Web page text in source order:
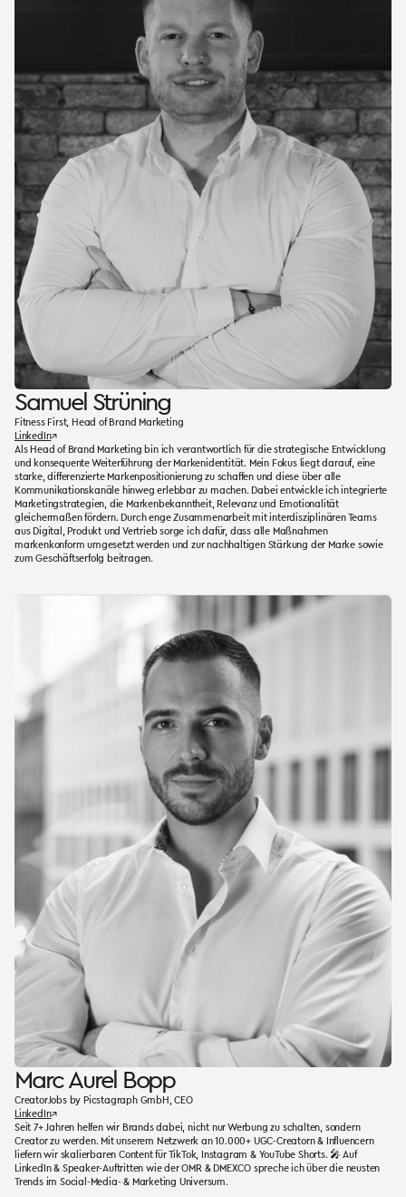
Samuel Strüning
Fitness First, Head of Brand Marketing
LinkedIn↗
Als Head of Brand Marketing bin ich verantwortlich für die strategische Entwicklung
und konsequente Weiterführung der Markenidentität. Mein Fokus liegt darauf, eine
starke, differenzierte Markenpositionierung zu schaffen und diese über alle
Kommunikationskanäle hinweg erlebbar zu machen. Dabei entwickle ich integrierte
Marketingstrategien, die Markenbekanntheit, Relevanz und Emotionalität
gleichermaßen fördern. Durch enge Zusammenarbeit mit interdisziplinären Teams
aus Digital, Produkt und Vertrieb sorge ich dafür, dass alle Maßnahmen
markenkonform umgesetzt werden und zur nachhaltigen Stärkung der Marke sowie
zum Geschäftserfolg beitragen.
Marc Aurel Bopp
CreatorJobs by Picstagraph GmbH, CEO
LinkedIn↗
Seit 7+ Jahren helfen wir Brands dabei, nicht nur Werbung zu schalten, sondern
Creator zu werden. Mit unserem Netzwerk an 10.000+ UGC-Creatorn & Influencern
liefern wir skalierbaren Content für TikTok, Instagram & YouTube Shorts. 🎤 Auf
LinkedIn & Speaker-Auftritten wie der OMR & DMEXCO spreche ich über die neusten
Trends im Social-Media- & Marketing Universum.